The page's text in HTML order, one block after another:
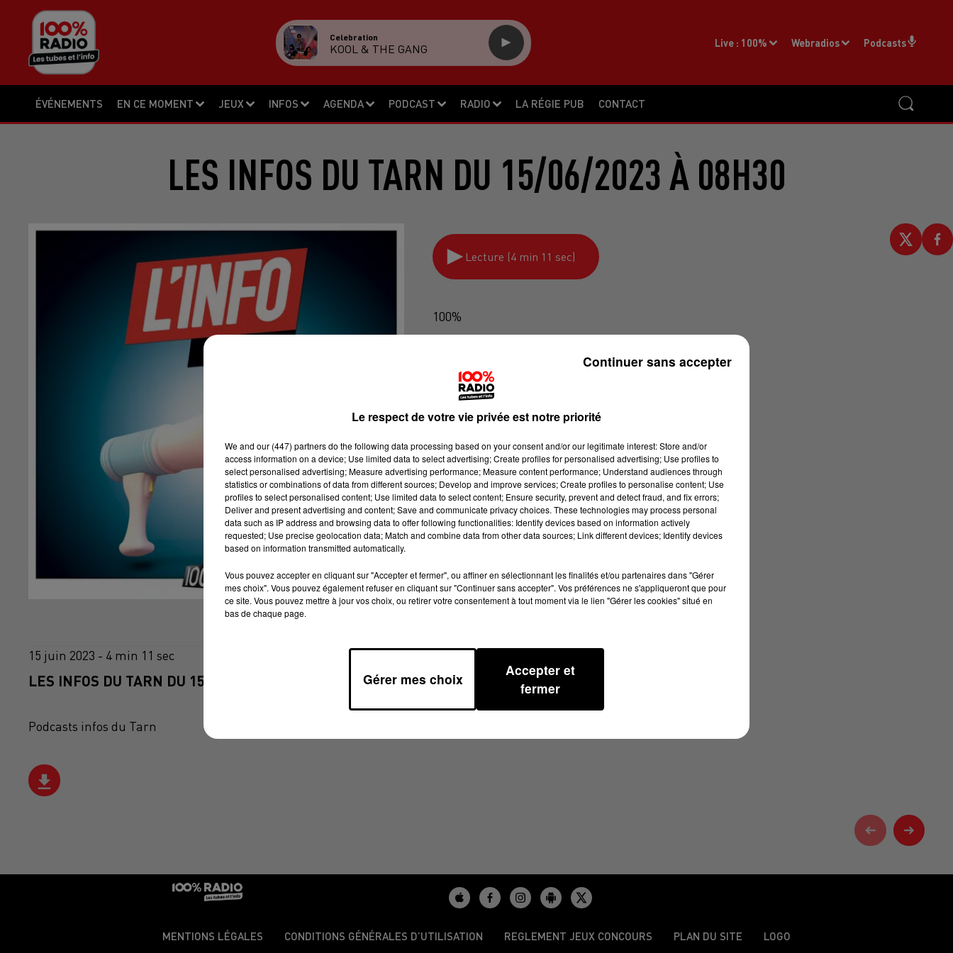
ÉVÉNEMENTS EN CE MOMENT JEUX INFOS AGENDA PODCAST RADIO LA RÉGIE PUB CONTACT
Live : 100% Webradios Podcasts
Celebration
KOOL & THE GANG
LES INFOS DU TARN DU 15/06/2023 À 08H30
Lecture (4 min 11 sec)
100%
15 juin 2023 - 4 min 11 sec
LES INFOS DU TARN DU 15/06/2023 À 08H30
Podcasts infos du Tarn
MENTIONS LÉGALES CONDITIONS GÉNÉRALES D’UTILISATION REGLEMENT JEUX CONCOURS PLAN DU SITE LOGO
Le respect de votre vie privée est notre priorité
We and our (447) partnersdo the following data processing based on your consent and/or our legitimate interest: Store and/or
access information on a device; Use limited data to select advertising; Create profiles for personalised advertising; Use profiles to
select personalised advertising; Measure advertising performance; Measure content performance; Understand audiences through
statistics or combinations of data from different sources; Develop and improve services; Create profiles to personalise content; Use
profiles to select personalised content; Use limited data to select content; Ensure security, prevent and detect fraud, and fix errors;
Deliver and present advertising and content; Save and communicate privacy choices. These technologies may process personal
data such as IP address and browsing data to offer following functionalities: Identify devices based on information actively
requested; Use precise geolocation data; Match and combine data from other data sources; Link different devices; Identify devices
based on information transmitted automatically.
Vous pouvez accepter en cliquant sur "Accepter et fermer", ou affiner en sélectionnant les finalités et/ou partenaires dans "Gérer
mes choix". Vous pouvez également refuser en cliquant sur "Continuer sans accepter". Vos préférences ne s'appliqueront que pour
ce site. Vous pouvez mettre à jour vos choix, ou retirer votre consentement à tout moment via le lien "Gérer les cookies" situé en
bas de chaque page.
Gérer mes choix
Accepter et
fermer
Continuer sans accepter